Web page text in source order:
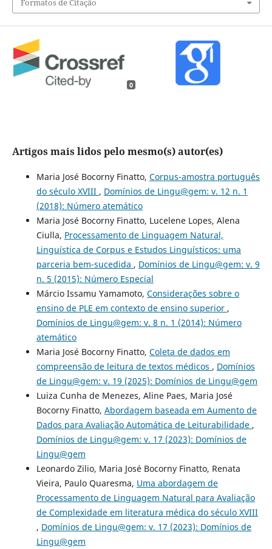
Formatos de Citação
0
Artigos mais lidos pelo mesmo(s) autor(es)
Maria José Bocorny Finatto, Corpus-amostra português
do século XVIII , Domínios de Lingu@gem: v. 12 n. 1
(2018): Número atemático
Maria José Bocorny Finatto, Lucelene Lopes, Alena
Ciulla, Processamento de Linguagem Natural,
Linguística de Corpus e Estudos Linguísticos: uma
parceria bem-sucedida , Domínios de Lingu@gem: v. 9
n. 5 (2015): Número Especial
Márcio Issamu Yamamoto, Considerações sobre o
ensino de PLE em contexto de ensino superior ,
Domínios de Lingu@gem: v. 8 n. 1 (2014): Número
atemático
Maria José Bocorny Finatto, Coleta de dados em
compreensão de leitura de textos médicos , Domínios
de Lingu@gem: v. 19 (2025): Domínios de Lingu@gem
Luiza Cunha de Menezes, Aline Paes, Maria José
Bocorny Finatto, Abordagem baseada em Aumento de
Dados para Avaliação Automática de Leiturabilidade ,
Domínios de Lingu@gem: v. 17 (2023): Domínios de
Lingu@gem
Leonardo Zilio, Maria José Bocorny Finatto, Renata
Vieira, Paulo Quaresma, Uma abordagem de
Processamento de Linguagem Natural para Avaliação
de Complexidade em literatura médica do século XVIII
, Domínios de Lingu@gem: v. 17 (2023): Domínios de
Lingu@gem